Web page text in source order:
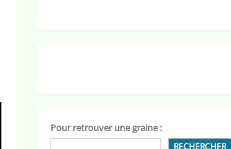
Pour retrouver une graine :